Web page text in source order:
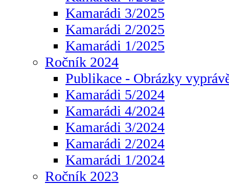
Kamarádi 3/2025
Kamarádi 2/2025
Kamarádi 1/2025
Ročník 2024
Publikace - Obrázky
Kamarádi 5/2024
Kamarádi 4/2024
Kamarádi 3/2024
Kamarádi 2/2024
Kamarádi 1/2024
Ročník 2023